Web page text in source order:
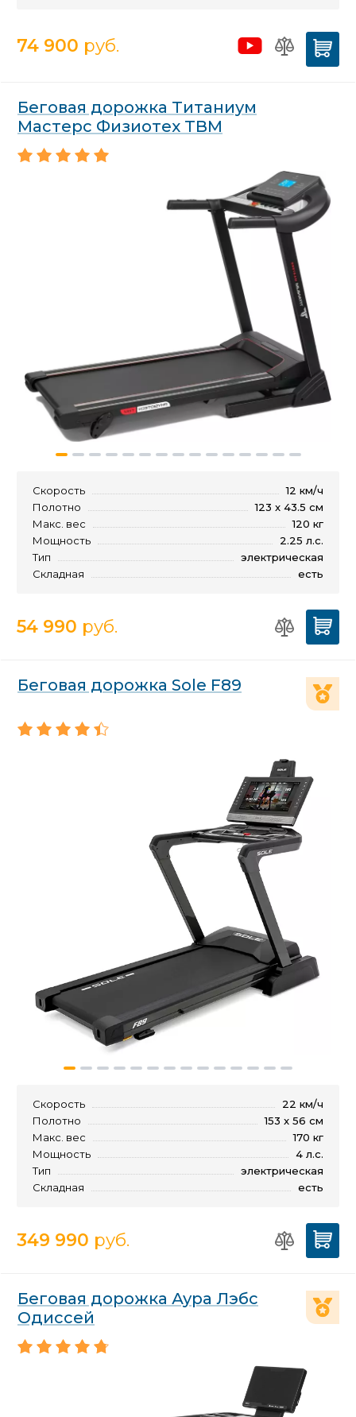
74 900 руб.
Беговая дорожка Титаниум
Мастерс Физиотех TBM
Скорость
12 км/ч
Полотно
123 x 43.5 см
Макс. вес
120 кг
Мощность
2.25 л.с.
Тип
электрическая
Складная
есть
54 990 руб.
Беговая дорожка Sole F89
Скорость
22 км/ч
Полотно
153 x 56 см
Макс. вес
170 кг
Мощность
4 л.с.
Тип
электрическая
Складная
есть
349 990 руб.
Беговая дорожка Аура Лэбс
Одиссей